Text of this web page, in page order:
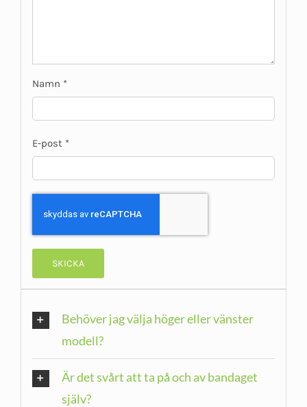
Namn *
E-post *
Behöver jag välja höger eller vänster
modell?
Är det svårt att ta på och av bandaget
själv?